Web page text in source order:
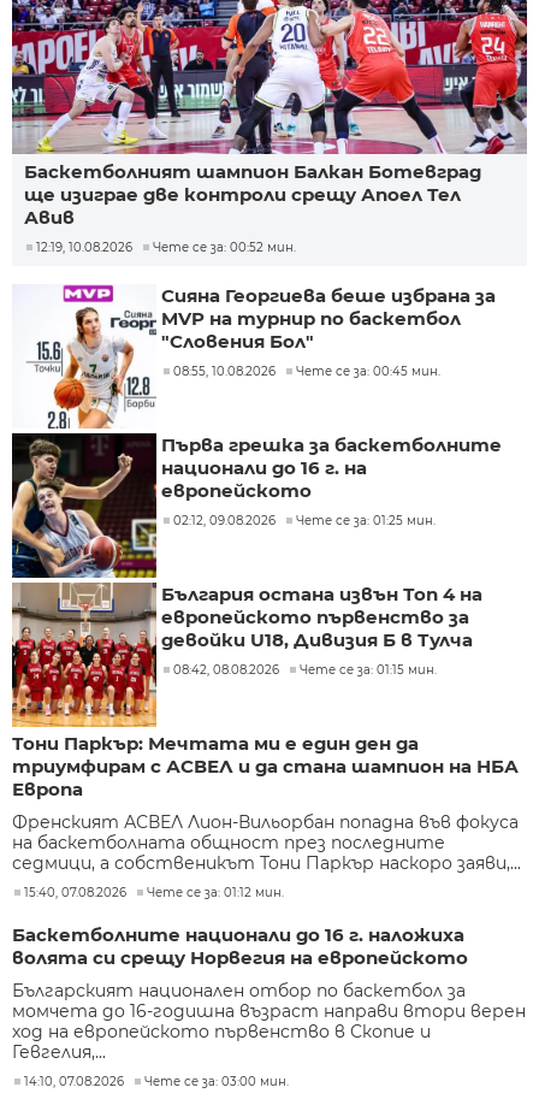
Баскетболният шампион Балкан Ботевград
ще изиграе две контроли срещу Апоел Тел
Авив
12:19, 10.08.2026 Чете се за: 00:52 мин.
Сияна Георгиева беше избрана за
MVP на турнир по баскетбол
"Словения Бол"
08:55, 10.08.2026 Чете се за: 00:45 мин.
Първа грешка за баскетболните
национали до 16 г. на
европейското
02:12, 09.08.2026 Чете се за: 01:25 мин.
България остана извън Топ 4 на
европейското първенство за
девойки U18, Дивизия Б в Тулча
08:42, 08.08.2026 Чете се за: 01:15 мин.
Тони Паркър: Мечтата ми е един ден да
триумфирам с АСВЕЛ и да стана шампион на НБА
Европа
Френският АСВЕЛ Лион-Вильорбан попадна във фокуса
на баскетболната общност през последните
седмици, а собственикът Тони Паркър наскоро заяви,...
15:40, 07.08.2026 Чете се за: 01:12 мин.
Баскетболните национали до 16 г. наложиха
волята си срещу Норвегия на европейското
Българският национален отбор по баскетбол за
момчета до 16-годишна възраст направи втори верен
ход на европейското първенство в Скопие и
Гевгелия,...
14:10, 07.08.2026 Чете се за: 03:00 мин.